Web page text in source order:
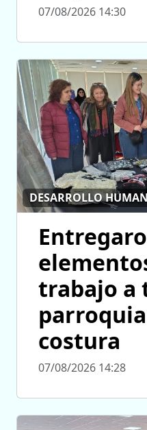
07/08/2026 14:30
DESARROLLO
trabajo a
costura
07/08/2026 14:28